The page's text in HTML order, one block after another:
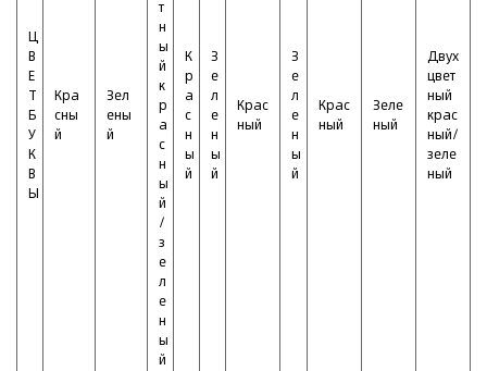
Ц
В
Е
Т
Б
У
К
В
Ы
Кра
сны
й
Зел
ены
й
т
н
ы
й
к
р
а
с
н
ы
й
/
з
е
л
е
н
ы
й
К
р
а
с
н
ы
й
З
е
л
е
н
ы
й
Крас
ный
З
е
л
е
н
ы
й
Крас
ный
Зеле
ный
Двух
цвет
ный
крас
ный/
зеле
ный